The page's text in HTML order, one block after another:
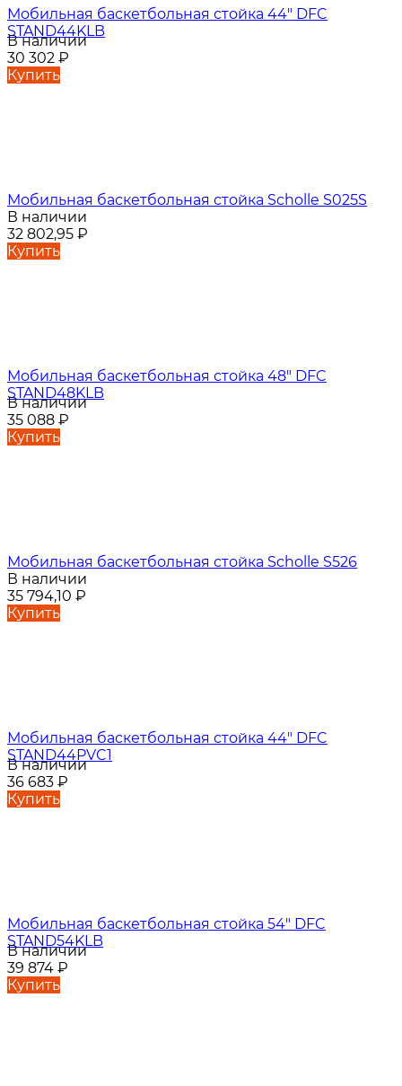
Мобильная баскетбольная стойка 44" DFC
STAND44KLB
В наличии
30 302 ₽
Купить
Мобильная баскетбольная стойка Scholle S025S
В наличии
32 802,95 ₽
Купить
Мобильная баскетбольная стойка 48" DFC
STAND48KLB
В наличии
35 088 ₽
Купить
Мобильная баскетбольная стойка Scholle S526
В наличии
35 794,10 ₽
Купить
Мобильная баскетбольная стойка 44" DFC
STAND44PVC1
В наличии
36 683 ₽
Купить
Мобильная баскетбольная стойка 54" DFC
STAND54KLB
В наличии
39 874 ₽
Купить